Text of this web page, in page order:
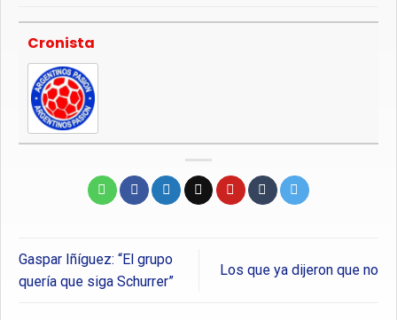
Cronista
Gaspar Iñíguez: “El grupo
quería que siga Schurrer”
Los que ya dijeron que no